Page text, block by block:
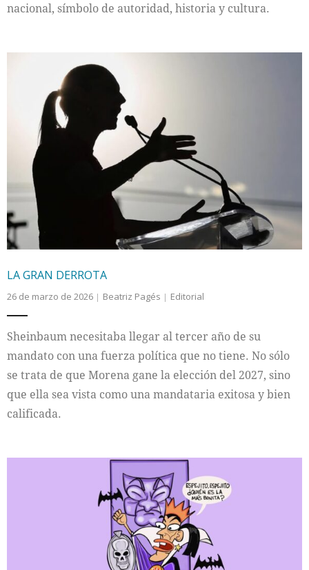
nacional, símbolo de autoridad, historia y cultura.
LA GRAN DERROTA
26 de marzo de 2026 Beatriz Pagés Editorial
Sheinbaum necesitaba llegar al tercer año de su
mandato con una fuerza política que no tiene. No sólo
se trata de que Morena gane la elección del 2027, sino
que ella sea vista como una mandataria exitosa y bien
calificada.